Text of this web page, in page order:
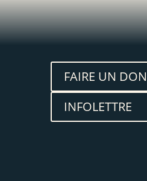
FAIRE UN DON
INFOLETTRE